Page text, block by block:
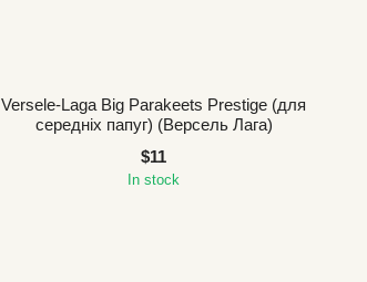
Versele-Laga Big Parakeets Prestige (для
середніх папуг) (Версель Лага)
$11
In stock